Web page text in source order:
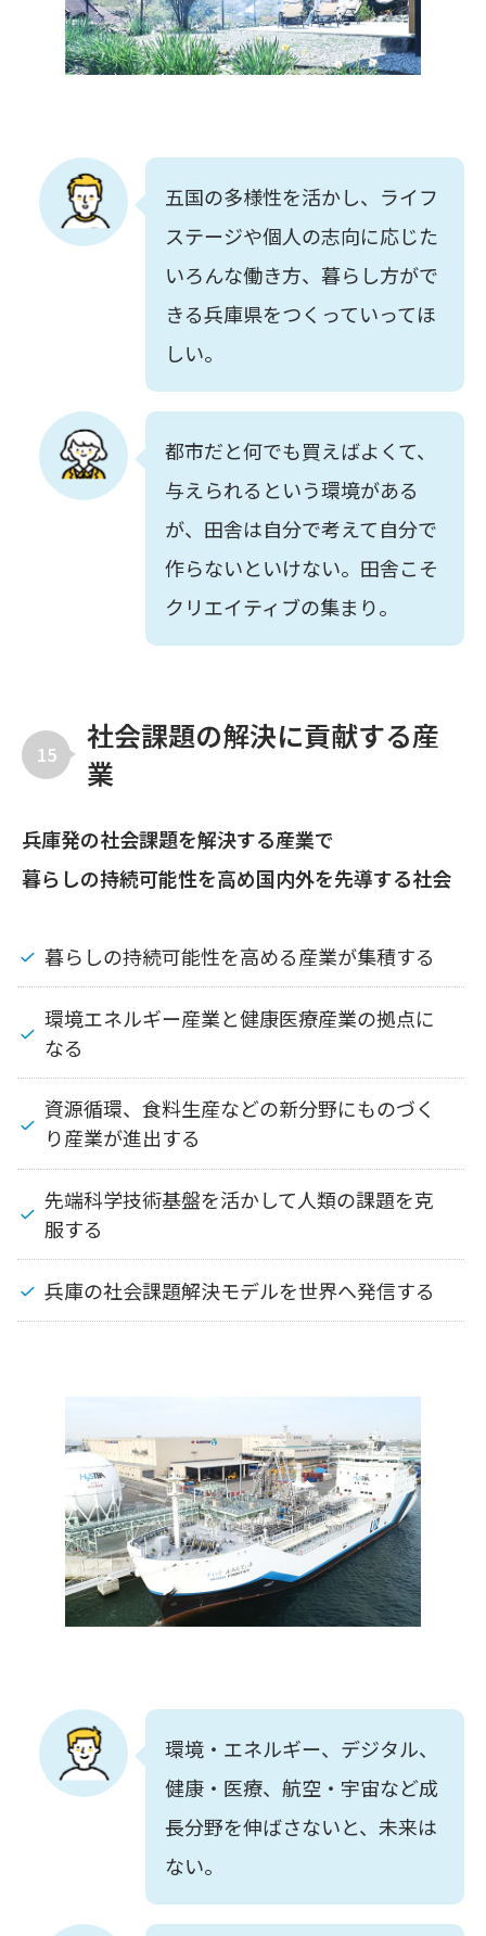
五国の多様性を活かし、ライフ
ステージや個人の志向に応じた
いろんな働き方、暮らし方がで
きる兵庫県をつくっていってほ
しい。
都市だと何でも買えばよくて、
与えられるという環境がある
が、田舎は自分で考えて自分で
作らないといけない。田舎こそ
クリエイティブの集まり。
15
社会課題の解決に貢献する産
業
兵庫発の社会課題を解決する産業で
暮らしの持続可能性を高め国内外を先導する社会
暮らしの持続可能性を高める産業が集積する
環境エネルギー産業と健康医療産業の拠点に
なる
資源循環、食料生産などの新分野にものづく
り産業が進出する
先端科学技術基盤を活かして人類の課題を克
服する
兵庫の社会課題解決モデルを世界へ発信する
環境・エネルギー、デジタル、
健康・医療、航空・宇宙など成
長分野を伸ばさないと、未来は
ない。